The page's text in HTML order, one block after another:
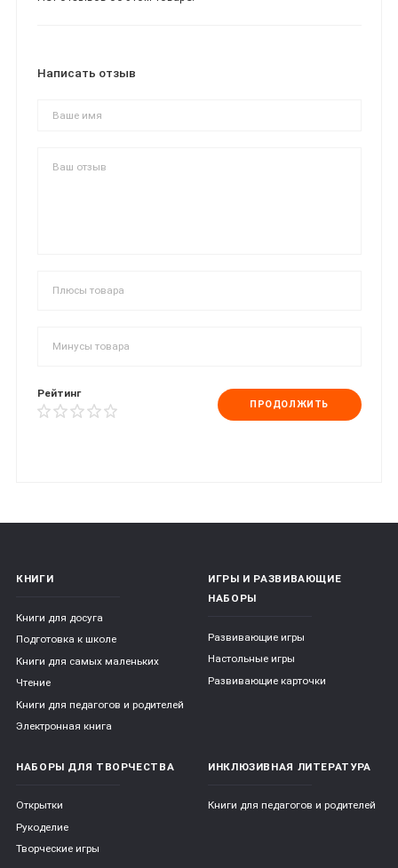
Написать отзыв
Рейтинг
ПРОДОЛЖИТЬ
КНИГИ
Книги для досуга
Подготовка к школе
Книги для самых маленьких
Чтение
Книги для педагогов и родителей
Электронная книга
ИГРЫ И РАЗВИВАЮЩИЕ
НАБОРЫ
Развивающие игры
Настольные игры
Развивающие карточки
НАБОРЫ ДЛЯ ТВОРЧЕСТВА
Открытки
Рукоделие
Творческие игры
ИНКЛЮЗИВНАЯ ЛИТЕРАТУРА
Книги для педагогов и родителей